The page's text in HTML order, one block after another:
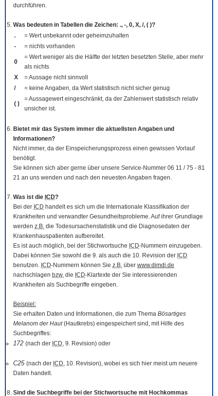
durchführen.
Was bedeuten in Tabellen die Zeichen: ., -, 0, X, /, ( )?
.
= Wert unbekannt oder geheimzuhalten
-
= nichts vorhanden
0
= Wert weniger als die Hälfte der letzten besetzten Stelle, aber mehr
als nichts
X
= Aussage nicht sinnvoll
/
= keine Angaben, da Wert statistisch nicht sicher genug
( )
= Aussagewert eingeschränkt, da der Zahlenwert statistisch relativ
unsicher ist.
Bietet mir das System immer die aktuellsten Angaben und
Informationen?
Nicht immer, da der Einspeicherungsprozess einen gewissen Vorlauf
benötigt.
Sie können sich aber gerne über unsere Service-Nummer 06 11 / 75 - 81
21 an uns wenden und nach den neuesten Angaben fragen.
Was ist die ICD?
Bei der ICD handelt es sich um die Internationale Klassifikation der
Krankheiten und verwandter Gesundheitsprobleme. Auf ihrer Grundlage
werden z.B. die Todesursachenstatistik und die Diagnosedaten der
Krankenhauspatienten aufbereitet.
Es ist auch möglich, bei der Stichwortsuche ICD-Nummern einzugeben.
Dabei können Sie sowohl die 9. als auch die 10. Revision der ICD
benutzen. ICD-Nummern können Sie z.B. über www.dimdi.de
nachschlagen bzw. die ICD-Klartexte der Sie interessierenden
Krankheiten als Suchbegriffe eingeben.
Beispiel:
Sie erhalten Daten und Informationen, die zum Thema Bösartiges
Melanom der Haut(Hautkrebs) eingespeichert sind, mit Hilfe des
Suchbegriffes:
172 (nach der ICD, 9. Revision) oder
C25 (nach der ICD, 10. Revision), wobei es sich hier meist um neuere
Daten handelt.
Sind die Suchbegriffe bei der Stichwortsuche mit Hochkommas